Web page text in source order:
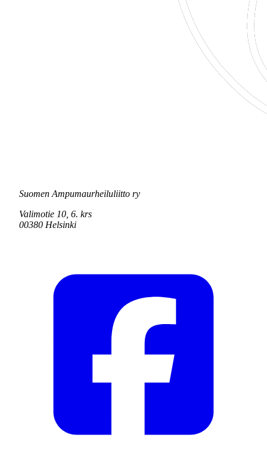
Suomen Ampumaurheiluliitto ry
Valimotie 10, 6. krs
00380 Helsinki